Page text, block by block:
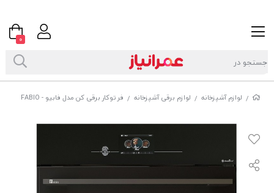
/ لوازم آشپزخانه / لوازم برقی آشپزخانه / فر توکار برقی کن مدل فابیو - FABIO
0